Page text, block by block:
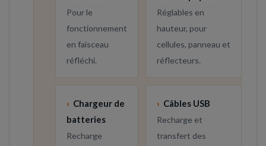
Pour le
fonctionnement
en faisceau
réfléchi.
Réglables en
hauteur, pour
cellules, panneau et
réflecteurs.
› Chargeur de
batteries
Recharge
› Câbles USB
Recharge et
transfert des